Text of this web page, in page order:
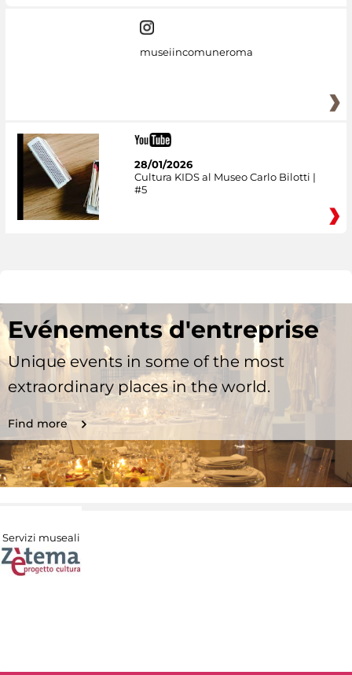
museiincomuneroma
28/01/2026
Cultura KIDS al Museo Carlo Bilotti |
#5
Evénements d'entreprise
Unique events in some of the most
extraordinary places in the world.
Find more
Servizi museali